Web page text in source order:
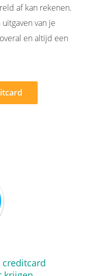
af kan rekenen.
van je
en altijd een